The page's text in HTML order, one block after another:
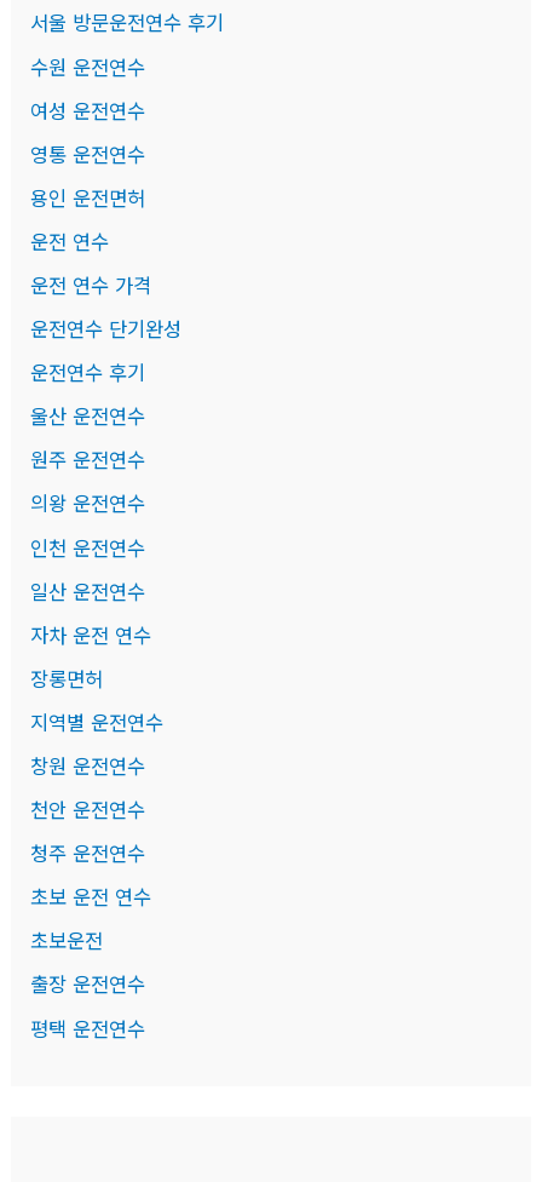
서울 방문운전연수 후기
수원 운전연수
여성 운전연수
영통 운전연수
용인 운전면허
운전 연수
운전 연수 가격
운전연수 단기완성
운전연수 후기
울산 운전연수
원주 운전연수
의왕 운전연수
인천 운전연수
일산 운전연수
자차 운전 연수
장롱면허
지역별 운전연수
창원 운전연수
천안 운전연수
청주 운전연수
초보 운전 연수
초보운전
출장 운전연수
평택 운전연수